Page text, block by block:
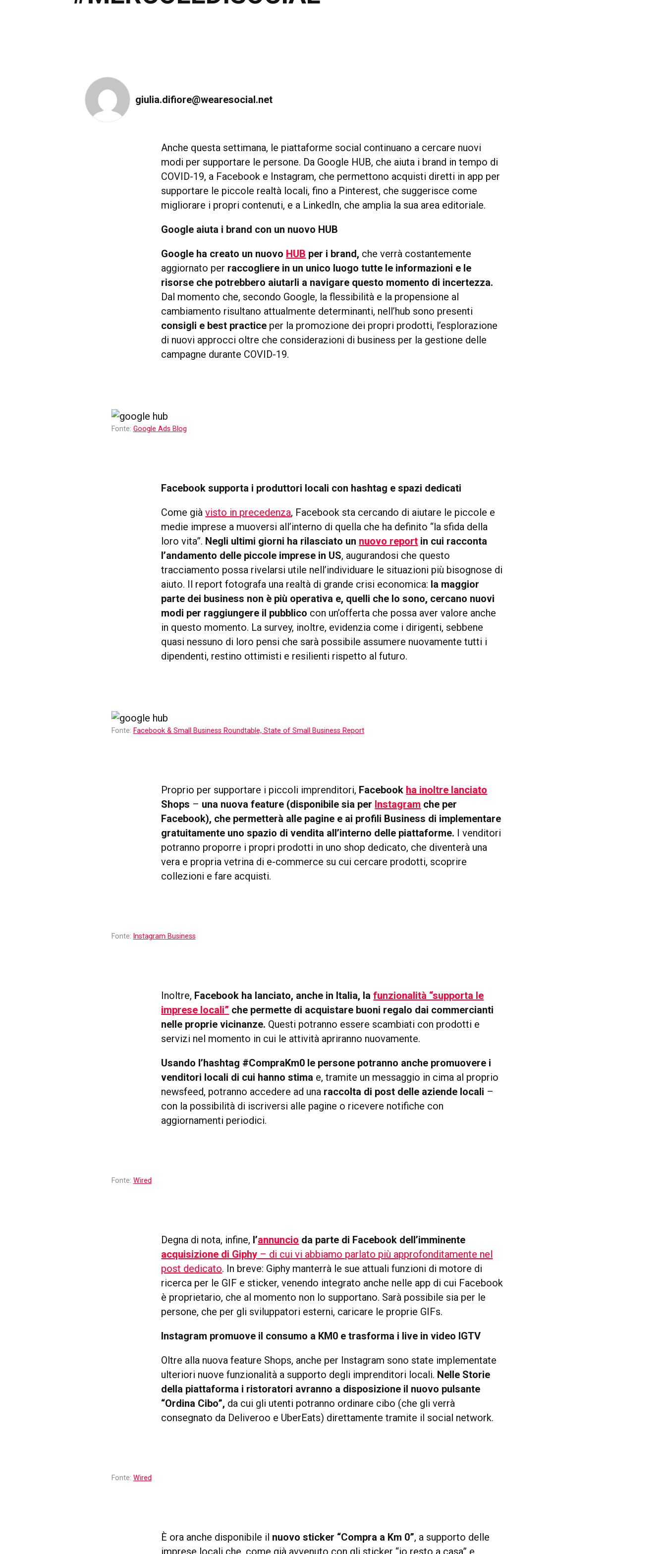
giulia.difiore@wearesocial.net
Anche questa settimana, le piattaforme social continuano a cercare nuovi
modi per supportare le persone. Da Google HUB, che aiuta i brand in tempo di
COVID-19, a Facebook e Instagram, che permettono acquisti diretti in app per
supportare le piccole realtà locali, fino a Pinterest, che suggerisce come
migliorare i propri contenuti, e a LinkedIn, che amplia la sua area editoriale.
Google aiuta i brand con un nuovo HUB
Google ha creato un nuovo HUB per i brand, che verrà costantemente
aggiornato per raccogliere in un unico luogo tutte le informazioni e le
risorse che potrebbero aiutarli a navigare questo momento di incertezza.
Dal momento che, secondo Google, la flessibilità e la propensione al
cambiamento risultano attualmente determinanti, nell’hub sono presenti
consigli e best practice per la promozione dei propri prodotti, l’esplorazione
di nuovi approcci oltre che considerazioni di business per la gestione delle
campagne durante COVID-19.
Fonte: Google Ads Blog
Facebook supporta i produttori locali con hashtag e spazi dedicati
Come giàvisto in precedenza, Facebook sta cercando di aiutare le piccole e
medie imprese a muoversi all’interno di quella che ha definito “la sfida della
loro vita”. Negli ultimi giorni ha rilasciato un nuovo report in cui racconta
l’andamento delle piccole imprese in US, augurandosi che questo
tracciamento possa rivelarsi utile nell’individuare le situazioni più bisognose di
aiuto. Il report fotografa una realtà di grande crisi economica: la maggior
parte dei business non è più operativa e, quelli che lo sono, cercano nuovi
modi per raggiungere il pubblico con un’offerta che possa aver valore anche
in questo momento. La survey, inoltre, evidenzia come i dirigenti, sebbene
quasi nessuno di loro pensi che sarà possibile assumere nuovamente tutti i
dipendenti, restino ottimisti e resilienti rispetto al futuro.
Fonte: Facebook & Small Business Roundtable, State of Small Business Report
Proprio per supportare i piccoli imprenditori, Facebook ha inoltre lanciato
Shops – una nuova feature (disponibile sia per Instagram che per
Facebook), che permetterà alle pagine e ai profili Business di implementare
gratuitamente uno spazio di vendita all’interno delle piattaforme. I venditori
potranno proporre i propri prodotti in uno shop dedicato, che diventerà una
vera e propria vetrina di e-commerce su cui cercare prodotti, scoprire
collezioni e fare acquisti.
Fonte: Instagram Business
Inoltre, Facebook ha lanciato, anche in Italia, lafunzionalità “supporta le
imprese locali” che permette di acquistare buoni regalo dai commercianti
nelle proprie vicinanze. Questi potranno essere scambiati con prodotti e
servizi nel momento in cui le attività apriranno nuovamente.
Usando l’hashtag #CompraKm0 le persone potranno anche promuovere i
venditori locali di cui hanno stima e, tramite un messaggio in cima al proprio
newsfeed, potranno accedere ad una raccolta di post delle aziende locali –
con la possibilità di iscriversi alle pagine o ricevere notifiche con
aggiornamenti periodici.
Fonte: Wired
Degna di nota, infine, l’annuncio da parte di Facebook dell’imminente
acquisizione di Giphy – di cui vi abbiamo parlato più approfonditamente nel
post dedicato. In breve: Giphy manterrà le sue attuali funzioni di motore di
ricerca per le GIF e sticker, venendo integrato anche nelle app di cui Facebook
è proprietario, che al momento non lo supportano. Sarà possibile sia per le
persone, che per gli sviluppatori esterni, caricare le proprie GIFs.
Instagram promuove il consumo a KM0 e trasforma i live in video IGTV
Oltre alla nuova feature Shops, anche per Instagram sono state implementate
ulteriori nuove funzionalità a supporto degli imprenditori locali. Nelle Storie
della piattaforma i ristoratori avranno a disposizione il nuovo pulsante
“Ordina Cibo”, da cui gli utenti potranno ordinare cibo (che gli verrà
consegnato da Deliveroo e UberEats) direttamente tramite il social network.
Fonte: Wired
È ora anche disponibile il nuovo sticker “Compra a Km 0”, a supporto delle